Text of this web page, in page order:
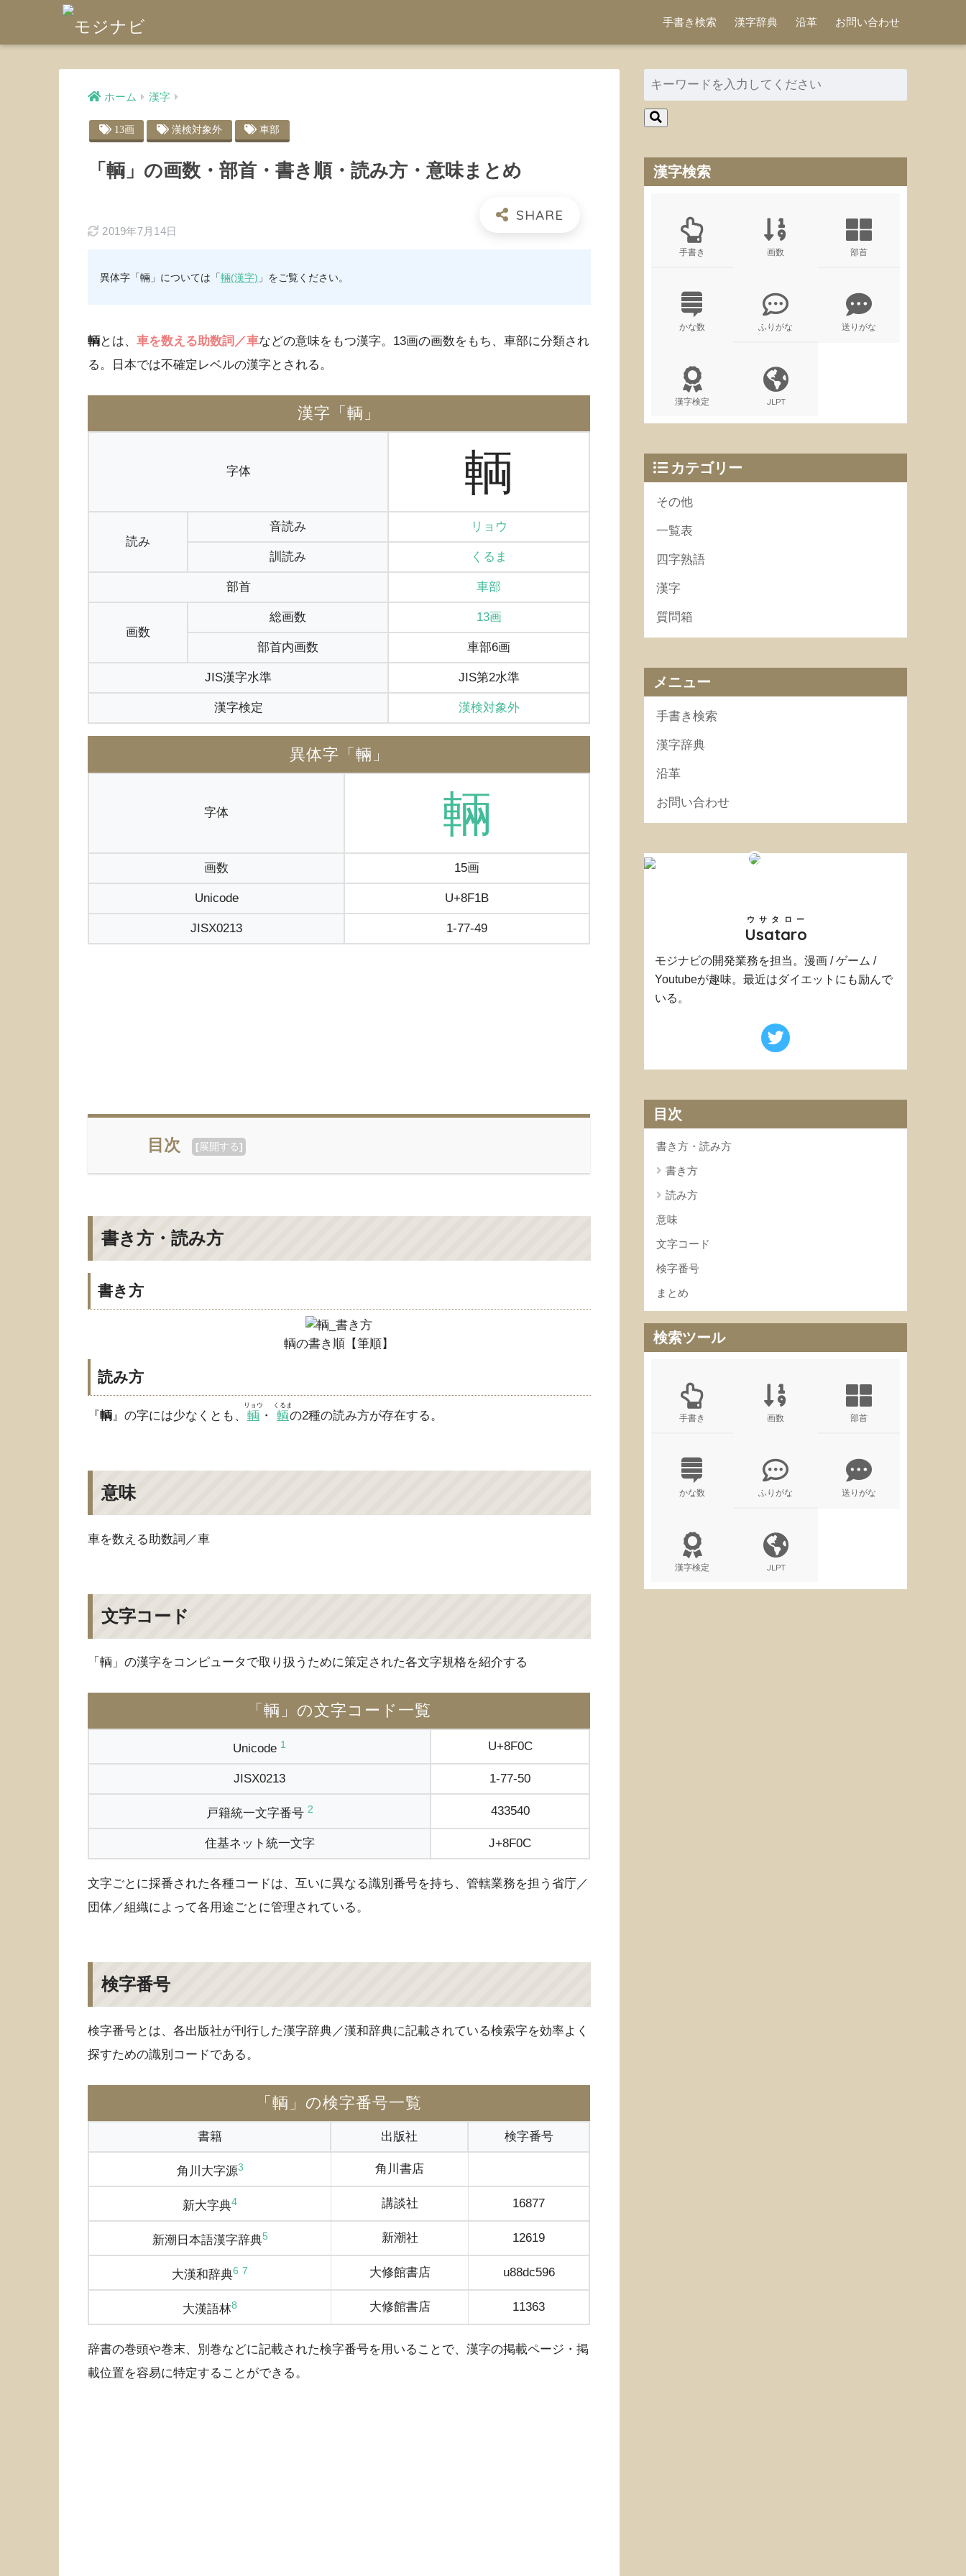
手書き検索 漢字辞典 沿革 お問い合わせ
ホーム 漢字
13画 漢検対象外 車部
「輌」の画数・部首・書き順・読み方・意味まとめ
2019年7月14日
異体字「輛」については「輛(漢字) 」をご覧ください。
輌とは、 車を数える助数詞／車などの意味をもつ漢字。13画の画数をもち、車部に分類され
る。日本では不確定レベルの漢字とされる。
漢字「輌」
字体 輌
読み
音読み リョウ
訓読み くるま
部首 車部
画数
総画数 13画
部首内画数 車部6画
JIS漢字水準 JIS第2水準
漢字検定 漢検対象外
異体字「輛」
字体 輛
画数 15画
Unicode U+8F1B
JISX0213 1-77-49
目次 [展開する]
書き方・読み方
書き方
輌の書き順【筆順】
読み方
『輌』の字には少なくとも、 輌
リョウ
・ 輌
くるま
の2種の読み方が存在する。
意味
車を数える助数詞／車
文字コード
「輌」の漢字をコンピュータで取り扱うために策定された各文字規格を紹介する
「輌」の文字コード一覧
Unicode 1 U+8F0C
JISX0213 1-77-50
戸籍統一文字番号 2 433540
住基ネット統一文字 J+8F0C
文字ごとに採番された各種コードは、互いに異なる識別番号を持ち、管轄業務を担う省庁／
団体／組織によって各用途ごとに管理されている。
検字番号
検字番号とは、各出版社が刊行した漢字辞典／漢和辞典に記載されている検索字を効率よく
探すための識別コードである。
「輌」の検字番号一覧
書籍 出版社 検字番号
角川大字源3 角川書店
新大字典4 講談社 16877
新潮日本語漢字辞典5 新潮社 12619
大漢和辞典6 7 大修館書店 u88dc596
大漢語林8 大修館書店 11363
辞書の巻頭や巻末、別巻などに記載された検字番号を用いることで、漢字の掲載ページ・掲
載位置を容易に特定することができる。
漢字検索
手書き 画数 部首
かな数 ふりがな 送りがな
漢字検定 JLPT
カテゴリー
その他
一覧表
四字熟語
漢字
質問箱
メニュー
手書き検索
漢字辞典
沿革
お問い合わせ
Usataro
ウサタロー
モジナビの開発業務を担当。漫画 / ゲーム /
Youtubeが趣味。最近はダイエットにも励んで
いる。
目次
書き方・読み方
書き方
読み方
意味
文字コード
検字番号
まとめ
検索ツール
手書き 画数 部首
かな数 ふりがな 送りがな
漢字検定 JLPT